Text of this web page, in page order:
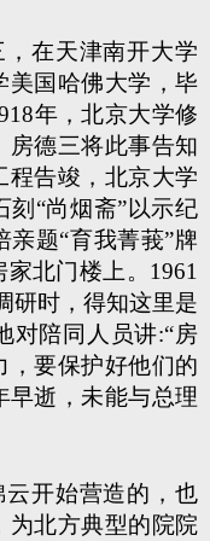
在天津南开大学
美国哈佛大学，毕
年，北京大学修
房德三将此事告知
程告竣，北京大学
刻“尚烟斋”以示纪
题“育我菁莪”牌
北门楼上。1961
研时，得知这里是
对陪同人员讲:“房
，要保护好他们的
早逝，未能与总理
开始营造的，也
为北方典型的院院